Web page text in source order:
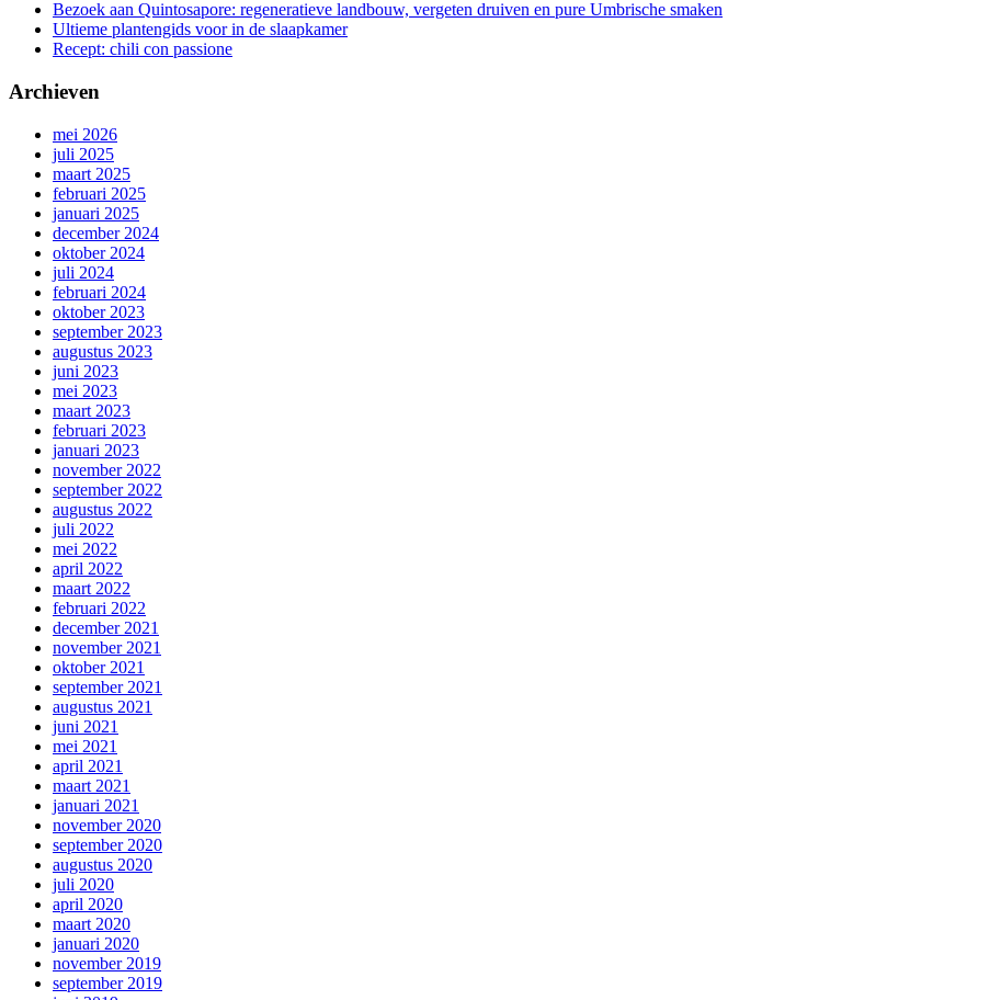
Bezoek aan Quintosapore: regeneratieve landbouw, vergeten druiven en pure Umbrische smaken
Ultieme plantengids voor in de slaapkamer
Recept: chili con passione
Archieven
mei 2026
juli 2025
maart 2025
februari 2025
januari 2025
december 2024
oktober 2024
juli 2024
februari 2024
oktober 2023
september 2023
augustus 2023
juni 2023
mei 2023
maart 2023
februari 2023
januari 2023
november 2022
september 2022
augustus 2022
juli 2022
mei 2022
april 2022
maart 2022
februari 2022
december 2021
november 2021
oktober 2021
september 2021
augustus 2021
juni 2021
mei 2021
april 2021
maart 2021
januari 2021
november 2020
september 2020
augustus 2020
juli 2020
april 2020
maart 2020
januari 2020
november 2019
september 2019